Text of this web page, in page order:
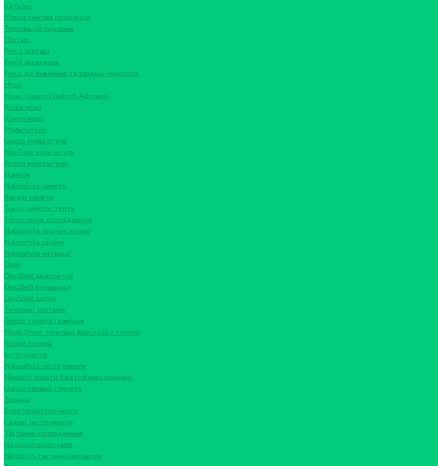
Каталог
Маркетингова продукція
Торгове обладнання
Ліхтарі
Fenix ліхтарі
Fenix аксесуари
Fenix ел живлення та зарядні пристрої
Ножі
Ножі Ganzo-Firebird-Adimanti
Ruike ножі
Roxon ножi
Мультитули
Ganzo мультитули
NexTool мультитули
Roxon мультитули
Намети
Naturehike намети
Ranger намети
Tramp намети, тенти
Туристичне спорядження
Naturehike спальні мішки
Naturehike гамаки
Naturehike матраци
Одяг
DexShell шкарпетки
DexShell рукавички
DexShell шапки
Точильні системи
Ganzo точила і каміння
Work Sharp точильні верстати і точила
Ruixin точила
Інструменти
Naturehike інструменти
Nextool лопати багатофункціональні
Ganzo сокири і мачете
Техніка
Електроінструменти
Садові інструменти
Тактичне спорядження
Nextorch аксесуари
Nextorch тактичні перчатки